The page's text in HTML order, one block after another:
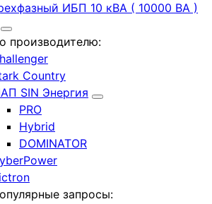
ИБП 10 кВА ( 10000 ВА )
производителю:
Country
SIN Энергия
PRO
Hybrid
DOMINATOR
запросы: